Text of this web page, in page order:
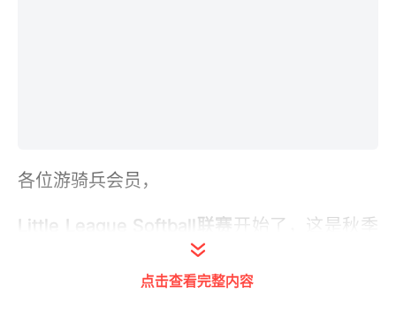
各位游骑兵会员，
Little League Softball联赛开始了，这是秋季
的重要赛式。请大家关注比赛的进程。我们的
成人训练也做相应的调整。本周六，周日常规
点击查看完整内容